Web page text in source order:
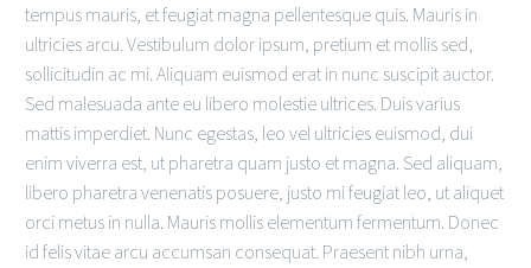
tempus mauris, et feugiat magna pellentesque quis. Mauris in
ultricies arcu. Vestibulum dolor ipsum, pretium et mollis sed,
sollicitudin ac mi. Aliquam euismod erat in nunc suscipit auctor.
Sed malesuada ante eu libero molestie ultrices. Duis varius
mattis imperdiet. Nunc egestas, leo vel ultricies euismod, dui
enim viverra est, ut pharetra quam justo et magna. Sed aliquam,
libero pharetra venenatis posuere, justo mi feugiat leo, ut aliquet
orci metus in nulla. Mauris mollis elementum fermentum. Donec
id felis vitae arcu accumsan consequat. Praesent nibh urna,